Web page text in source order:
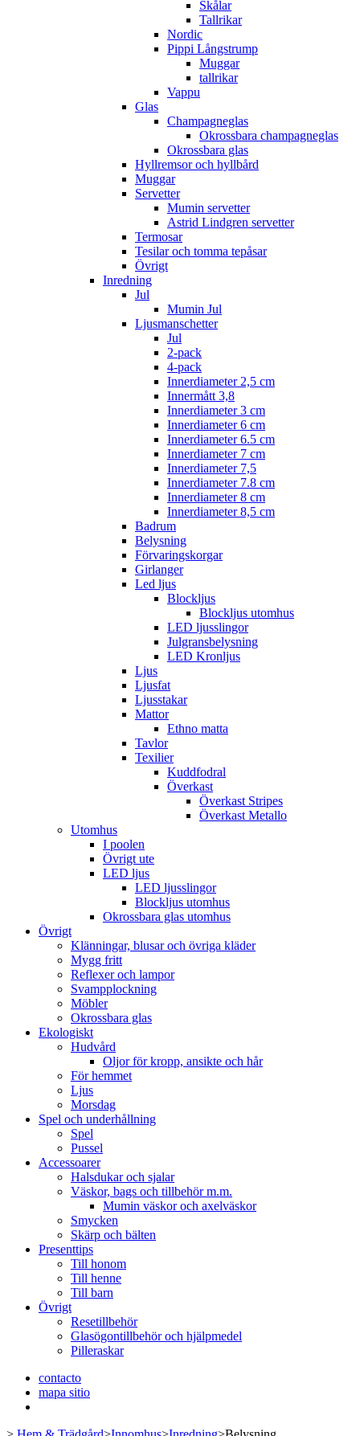
Skålar
Tallrikar
Nordic
Pippi Långstrump
Muggar
tallrikar
Vappu
Glas
Champagneglas
Okrossbara champagneglas
Okrossbara glas
Hyllremsor och hyllbård
Muggar
Servetter
Mumin servetter
Astrid Lindgren servetter
Termosar
Tesilar och tomma tepåsar
Övrigt
Inredning
Jul
Mumin Jul
Ljusmanschetter
Jul
2-pack
4-pack
Innerdiameter 2,5 cm
Innermått 3,8
Innerdiameter 3 cm
Innerdiameter 6 cm
Innerdiameter 6.5 cm
Innerdiameter 7 cm
Innerdiameter 7,5
Innerdiameter 7.8 cm
Innerdiameter 8 cm
Innerdiameter 8,5 cm
Badrum
Belysning
Förvaringskorgar
Girlanger
Led ljus
Blockljus
Blockljus utomhus
LED ljusslingor
Julgransbelysning
LED Kronljus
Ljus
Ljusfat
Ljusstakar
Mattor
Ethno matta
Tavlor
Texilier
Kuddfodral
Överkast
Överkast Stripes
Överkast Metallo
Utomhus
I poolen
Övrigt ute
LED ljus
LED ljusslingor
Blockljus utomhus
Okrossbara glas utomhus
Övrigt
Klänningar, blusar och övriga kläder
Mygg fritt
Reflexer och lampor
Svampplockning
Möbler
Okrossbara glas
Ekologiskt
Hudvård
Oljor för kropp, ansikte och hår
För hemmet
Ljus
Morsdag
Spel och underhållning
Spel
Pussel
Accessoarer
Halsdukar och sjalar
Väskor, bags och tillbehör m.m.
Mumin väskor och axelväskor
Smycken
Skärp och bälten
Presenttips
Till honom
Till henne
Till barn
Övrigt
Resetillbehör
Glasögontillbehör och hjälpmedel
Pilleraskar
contacto
mapa sitio